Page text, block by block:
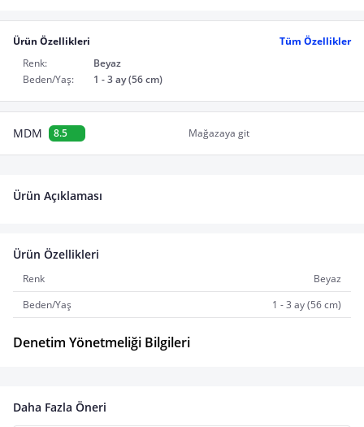
Ürün Özellikleri
Tüm Özellikler
Renk:
Beyaz
Beden/Yaş:
1 - 3 ay (56 cm)
MDM 8.5 Mağazaya git
Ürün Açıklaması
Ürün Özellikleri
Renk
Beyaz
Beden/Yaş
1 - 3 ay (56 cm)
Denetim Yönetmeliği Bilgileri
Daha Fazla Öneri